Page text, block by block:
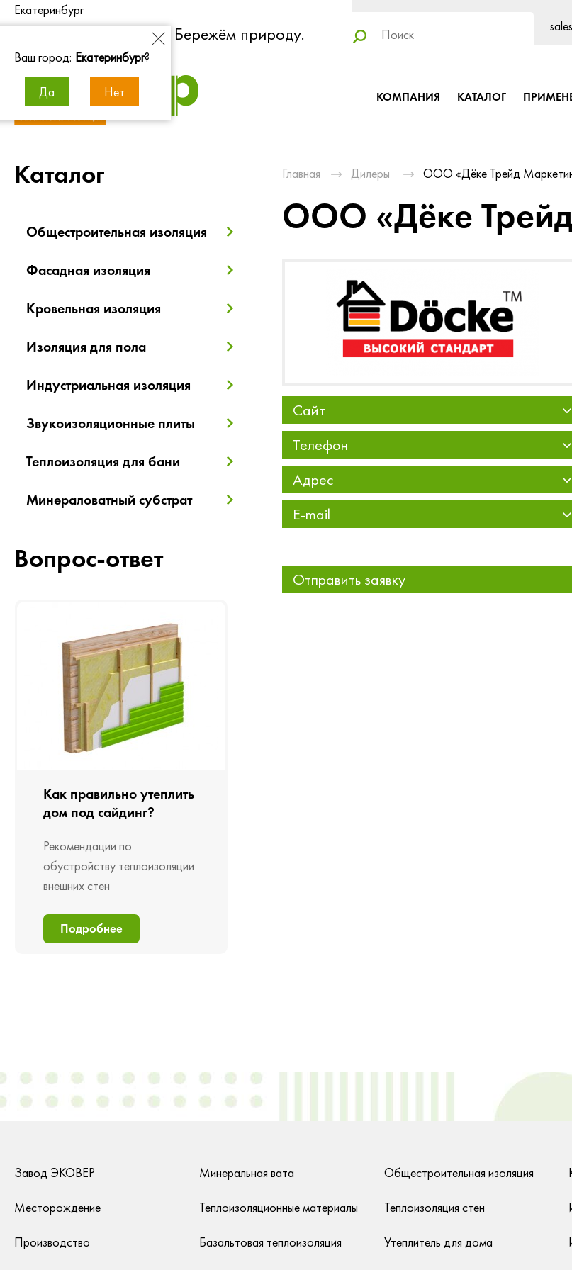
Екатеринбург
Ваш город: Екатеринбург?
Да Нет
Экономим энергию. Бережём природу.
КОМПАНИЯ КАТАЛОГ
Каталог
Общестроительная изоляция
Фасадная изоляция
Кровельная изоляция
Изоляция для пола
Индустриальная изоляция
Звукоизоляционные плиты
Теплоизоляция для бани
Минераловатный субстрат
Вопрос-ответ
Как правильно утеплить
дом под сайдинг?
Рекомендации по
обустройству теплоизоляции
внешних стен
Подробнее
Главная Дилеры ООО «Дёке Трейд
ООО «Дёке
Сайт
Телефон
Адрес
E-mail
Отправить заявку
Завод ЭКОВЕР Минеральная вата Общестроительная изоляция
Месторождение Теплоизоляционные материалы Теплоизоляция стен
Производство Базальтовая теплоизоляция Утеплитель для дома